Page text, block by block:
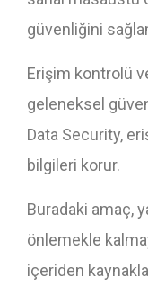
güvenliğini
Erişim kontrolü
geleneksel
Data Security,
bilgileri korur.
Buradaki amaç,
önlemekle
içeriden